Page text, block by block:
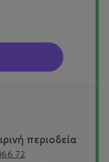
περιοδεία
72